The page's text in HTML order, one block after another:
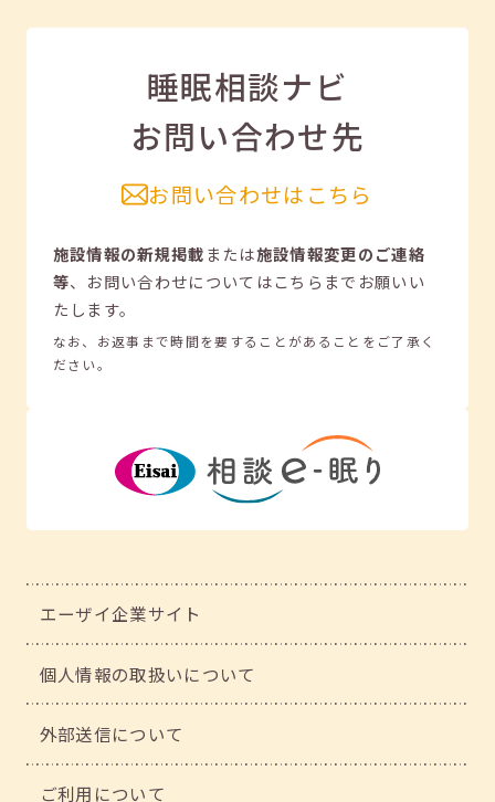
睡眠相談ナビ
お問い合わせ先
お問い合わせはこちら
施設情報の新規掲載または施設情報変更のご連絡
等、 お問い合わせについてはこちらまでお願いい
たします。
なお、お返事まで時間を要することがあることをご了承く
ださい。
エーザイ企業サイト
個人情報の取扱いについて
外部送信について
ご利用について